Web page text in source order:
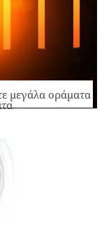
μεγάλα οράματα